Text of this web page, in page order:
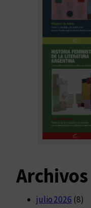
Archivos
julio 2026 (8)